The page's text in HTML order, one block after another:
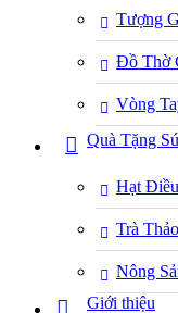
Tượng
Đồ Thờ
Vòng
Quà Tặng
Hạt
Trà
Nông
Giới thiệu